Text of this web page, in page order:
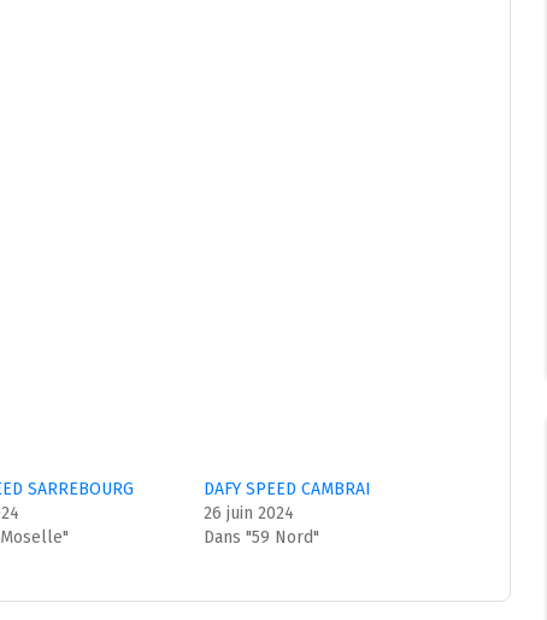
SARREBOURG
DAFY SPEED CAMBRAI
26 juin 2024
Dans "59 Nord"